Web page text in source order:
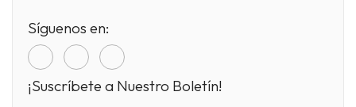
Síguenos en:
¡Suscríbete a Nuestro Boletín!